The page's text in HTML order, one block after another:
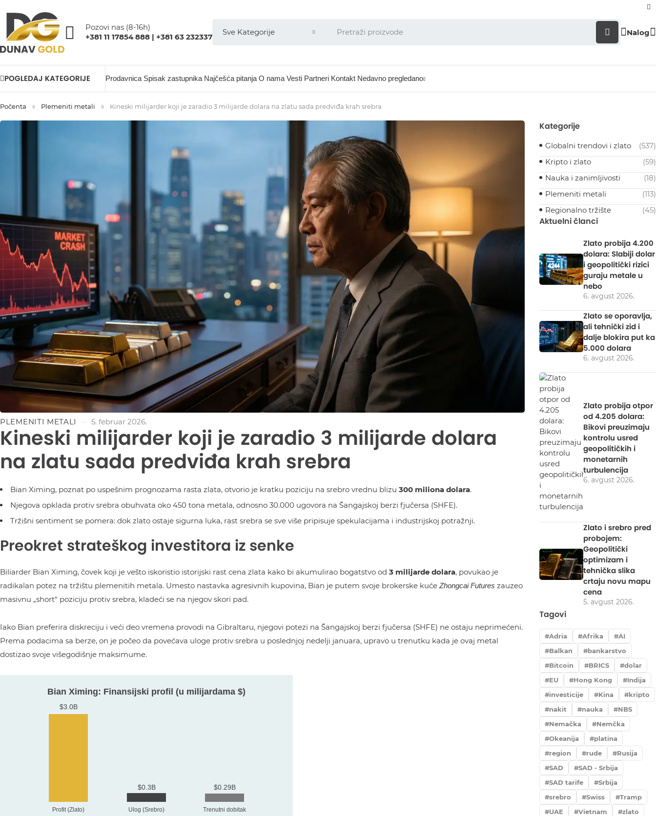
Pozovi nas (8-16h)
+381 11 17854 888 | +381 63 232337
Nalog
POGLEDAJ KATEGORIJE Prodavnica Spisak zastupnika Najčešća pitanja O nama Vesti Partneri Kontakt Nedavno pregledano
Počenta Plemeniti metali Kineski milijarder koji je zaradio 3 milijarde dolara na zlatu sada predviđa krah srebra
PLEMENITI METALI 5. februar 2026.
Kineski milijarder koji je zaradio 3 milijarde dolara
na zlatu sada predviđa krah srebra
Bian Ximing, poznat po uspešnim prognozama rasta zlata, otvorio je kratku poziciju na srebro vrednu blizu 300 miliona dolara.
Njegova opklada protiv srebra obuhvata oko 450 tona metala, odnosno 30.000 ugovora na Šangajskoj berzi fjučersa (SHFE).
Tržišni sentiment se pomera: dok zlato ostaje sigurna luka, rast srebra se sve više pripisuje spekulacijama i industrijskoj potražnji.
Preokret strateškog investitora iz senke
Biliarder Bian Ximing, čovek koji je vešto iskoristio istorijski rast cena zlata kako bi akumulirao bogatstvo od 3 milijarde dolara, povukao je
radikalan potez na tržištu plemenitih metala. Umesto nastavka agresivnih kupovina, Bian je putem svoje brokerske kućeZhongcai Futures zauzeo
masivnu „short“ poziciju protiv srebra, kladeći se na njegov skori pad.
Iako Bian preferira diskreciju i veći deo vremena provodi na Gibraltaru, njegovi potezi na Šangajskoj berzi fjučersa (SHFE) ne ostaju neprimećeni.
Prema podacima sa berze, on je počeo da povećava uloge protiv srebra u poslednjoj nedelji januara, upravo u trenutku kada je ovaj metal
dostizao svoje višegodišnje maksimume.
Kategorije
Globalni trendovi i zlato
(537)
Kripto i zlato
(59)
Nauka i zanimljivosti
(18)
Plemeniti metali
(113)
Regionalno tržište
(45)
Aktuelni članci
Zlato probija 4.200
dolara: Slabiji dolar
i geopolitički rizici
guraju metale u
nebo
6. avgust 2026.
Zlato se oporavlja,
ali tehnički zid i
dalje blokira put ka
5.000 dolara
6. avgust 2026.
Zlato probija otpor
od 4.205 dolara:
Bikovi preuzimaju
kontrolu usred
geopolitičkih i
monetarnih
turbulencija
6. avgust 2026.
Zlato i srebro pred
probojem:
Geopolitički
optimizam i
tehnička slika
crtaju novu mapu
cena
5. avgust 2026.
Tagovi
Adria Afrika
AI
Balkan
bankarstvo
Bitcoin
BRICS
dolar
EU
Hong Kong
Indija
investicije
Kina
kripto
nakit
nauka
NBS
Nemačka
Nemčka
Okeanija
platina
region
rude
Rusija
SAD
SAD - Srbija
SAD tarife
Srbija
srebro
Swiss
Tramp
UAE
Vietnam zlato